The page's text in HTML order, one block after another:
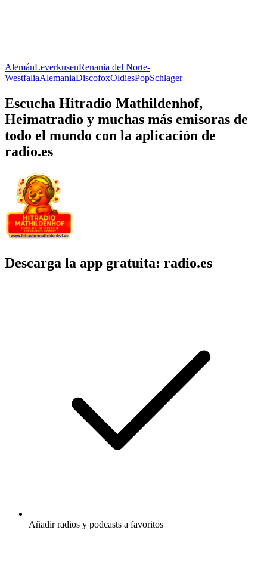
AlemánLeverkusenRenania del Norte-
WestfaliaAlemaniaDiscofoxOldiesPopSchlager
Escucha Hitradio Mathildenhof,
Heimatradio y muchas más emisoras de
todo el mundo con la aplicación de
radio.es
Descarga la app gratuita: radio.es
Añadir radios y podcasts a favoritos